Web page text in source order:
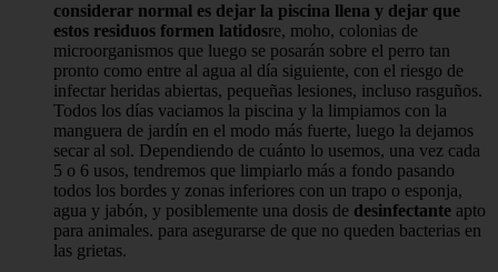
considerar normal es dejar la piscina llena y dejar que
estos residuos formen latidosre, moho, colonias de
microorganismos que luego se posarán sobre el perro tan
pronto como entre al agua al día siguiente, con el riesgo de
infectar heridas abiertas, pequeñas lesiones, incluso rasguños.
Todos los días vaciamos la piscina y la limpiamos con la
manguera de jardín en el modo más fuerte, luego la dejamos
secar al sol. Dependiendo de cuánto lo usemos, una vez cada
5 o 6 usos, tendremos que limpiarlo más a fondo pasando
todos los bordes y zonas inferiores con un trapo o esponja,
agua y jabón, y posiblemente una dosis de desinfectante apto
para animales. para asegurarse de que no queden bacterias en
las grietas.